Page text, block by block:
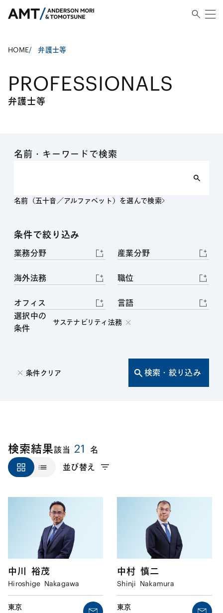
HOME/ 弁護士等
PROFESSIONALS
弁護士等
名前・キーワードで検索
名前（五十音／アルファベット）を選んで検索
条件で絞り込み
業務分野 産業分野
海外法務 職位
オフィス
言語
選択中の
条件
サステナビリティ法務
検索・絞り込み
条件クリア
検索結果該当 21
名
並び替え
中川 裕茂
Hiroshige Nakagawa
東京
中村 慎二
Shinji Nakamura
東京